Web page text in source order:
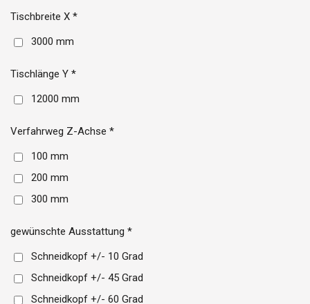
Tischbreite X *
3000 mm
Tischlänge Y *
12000 mm
Verfahrweg Z-Achse *
100 mm
200 mm
300 mm
gewünschte Ausstattung *
Schneidkopf +/- 10 Grad
Schneidkopf +/- 45 Grad
Schneidkopf +/- 60 Grad